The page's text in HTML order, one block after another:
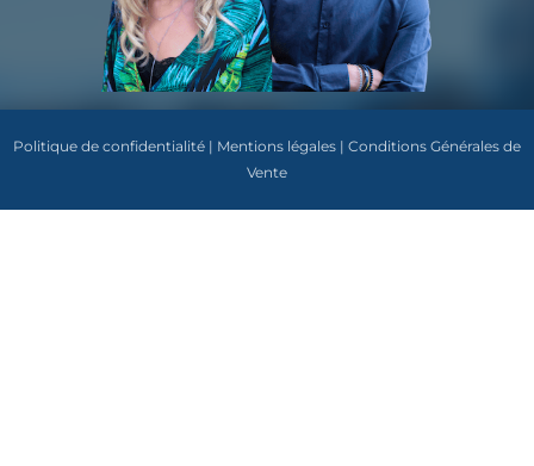
Politique de confidentialité | Mentions légales | Conditions Générales de
Vente